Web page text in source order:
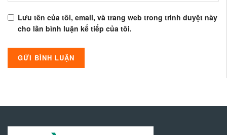
Lưu tên của tôi, email, và trang web trong trình duyệt này
cho lần bình luận kế tiếp của tôi.